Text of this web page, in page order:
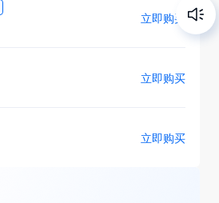
立即购买
立即购买
立即购买